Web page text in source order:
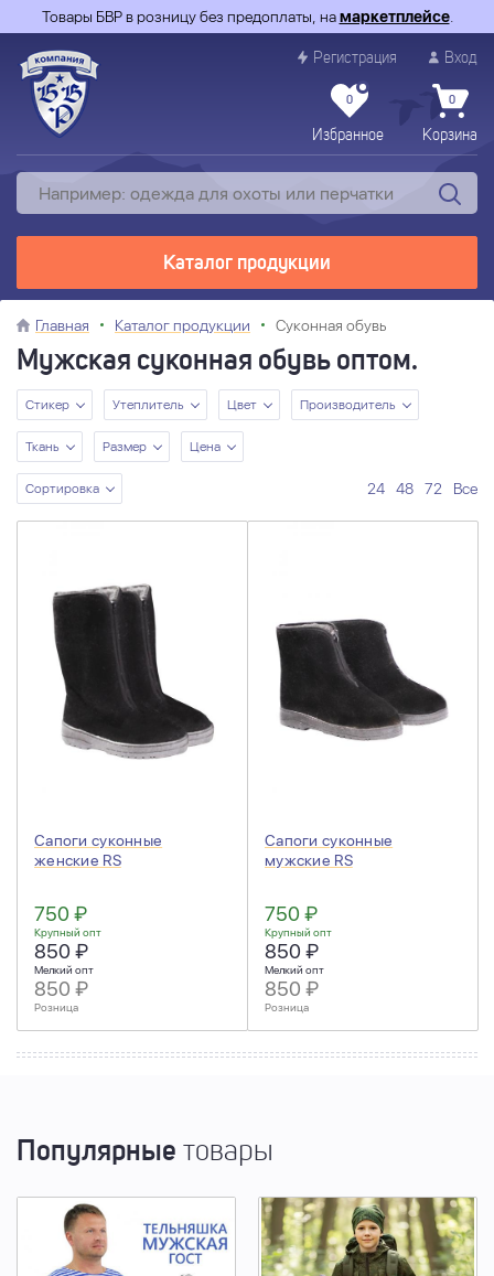
Товары БВР в розницу без предоплаты, намаркетплейсе.
Регистрация Вход
0
Избранное
0
Корзина
Каталог продукции
Главная Каталог продукции Суконная обувь
Мужская суконная обувь оптом.
Стикер Утеплитель Цвет Производитель
Ткань Размер Цена
Сортировка 24 48 72 Все
Сапоги суконные
женские RS
750 ₽
Крупный опт
850 ₽
Мелкий опт
850 ₽
Розница
Сапоги суконные
мужские RS
750 ₽
Крупный опт
850 ₽
Мелкий опт
850 ₽
Розница
Популярные товары